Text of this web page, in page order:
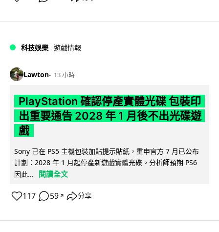
科技娛樂 遊戲情報
Lawton 13 小時
PlayStation 確認停產實體光碟 包裝印
出重要通告 2028 年 1 月後不出光碟遊
戲
Sony 已在 PS5 主機包裝加貼提示貼紙，重申官方 7 月已公布
計劃：2028 年 1 月起停產新遊戲實體光碟。分析師預期 PS6
因此...
閱讀全文
117 59 ↗ 分享